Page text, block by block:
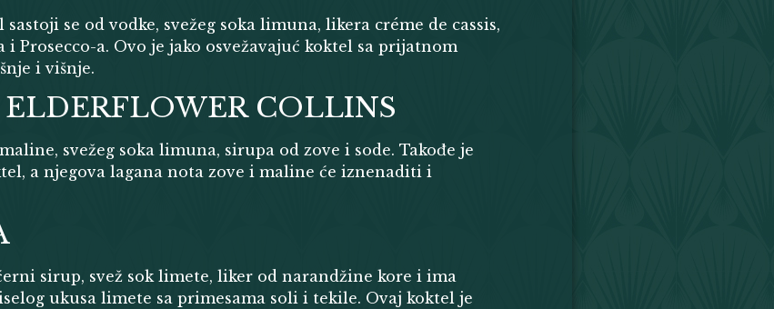
se od vodke, svežeg soka limuna, likera créme de cassis,
i Prosecco-a. Ovo je jako osvežavajuć koktel sa prijatnom
i višnje.
ELDERFLOWER COLLINS
svežeg soka limuna, sirupa od zove i sode. Takođe je
a njegova lagana nota zove i maline će iznenaditi i
sirup, svež sok limete, liker od narandžine kore i ima
ukusa limete sa primesama soli i tekile. Ovaj koktel je